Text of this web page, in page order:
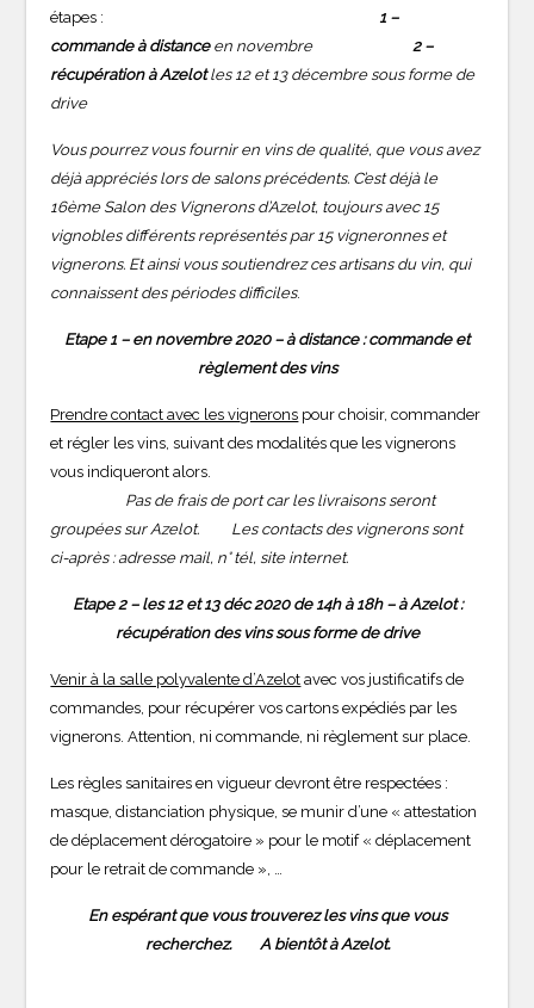
étapes : 1 –
commande à distanceen novembre
2 –
récupération à Azelotles 12 et 13 décembre sous forme de
drive
Vous pourrez vous fournir en vins de qualité, que vous avez
déjà appréciés lors de salons précédents. C’est déjà le
16ème Salon des Vignerons d’Azelot, toujours avec 15
vignobles différents représentés par 15 vigneronnes et
vignerons. Et ainsi vous soutiendrez ces artisans du vin, qui
connaissent des périodes difficiles.
Etape 1 – en novembre 2020 – à distance : commande et
règlement des vins
Prendre contact avec les vignerons pour choisir, commander
et régler les vins, suivant des modalités que les vignerons
vous indiqueront alors.
Pas de frais de port car les livraisons seront
groupées sur Azelot. Les contacts des vignerons sont
ci-après : adresse mail, n° tél, site internet.
Etape 2 – les 12 et 13 déc 2020 de 14h à 18h – à Azelot :
récupération des vins sous forme de drive
Venir à la salle polyvalente d’Azelot avec vos justificatifs de
commandes, pour récupérer vos cartons expédiés par les
vignerons. Attention, ni commande, ni règlement sur place.
Les règles sanitaires en vigueur devront être respectées :
masque, distanciation physique, se munir d’une « attestation
de déplacement dérogatoire » pour le motif « déplacement
pour le retrait de commande », …
En espérant que vous trouverez les vins que vous
recherchez. A bientôt à Azelot.